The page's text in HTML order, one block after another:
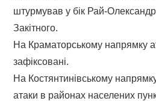
штурмував у бік Рай-
Закітного.
На Краматорському напрямку
зафіксовані.
На Костянтинівському
атаки в районах населених